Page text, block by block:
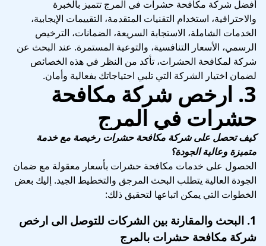
أفضل شركة مكافحة حشرات في المرج تتميز بالخبرة
والاحترافية، استخدام التقنيات المتقدمة، التقييمات الإيجابية،
الخدمات الشاملة، الاستجابة السريعة، الضمانات، الترخيص
الرسمي، الأسعار التنافسية، والتوعية المستمرة. عند البحث عن
شركة لمكافحة الحشرات، تأكد من النظر في هذه الخصائص
لضمان اختيار الشركة التي تلبي احتياجاتك بفعالية وأمان.
3. ارخص شركة مكافحة
حشرات في المرج
كيف تحصل على شركة مكافحة حشرات رخيصة مع خدمة
متميزة وعالية الجودة؟
الحصول على خدمات مكافحة حشرات بأسعار معقولة مع ضمان
الجودة العالية يتطلب البحث المرجق والتخطيط الجيد. إليك بعض
الخطوات التي يمكن اتباعها لتحقيق ذلك:
1. البحث والمقارنة بين الشركات للتوصل الى ارخص
شركة مكافحة حشرات بالمرج